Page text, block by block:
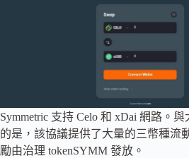
Symmetric 支持 Celo 和 xDai 網路。
的是，該協議提供了大量的三幣種流
勵由治理 tokenSYMM 發放。